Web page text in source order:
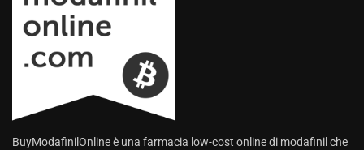
BuyModafinilOnline è una farmacia low-cost online di modafinil che